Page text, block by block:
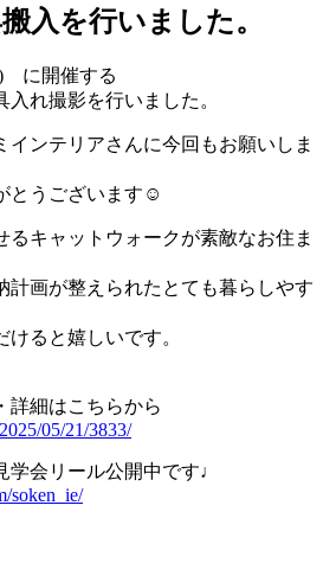
入を行いました。
に開催する
れ撮影を行いました。
インテリアさんに今回もお願いしま
とうございます☺
るキャットウォークが素敵なお住ま
計画が整えられたとても暮らしやす
ると嬉しいです。
詳細はこちらから
05/21/3833/
学会リール公開中です♩
soken_ie/